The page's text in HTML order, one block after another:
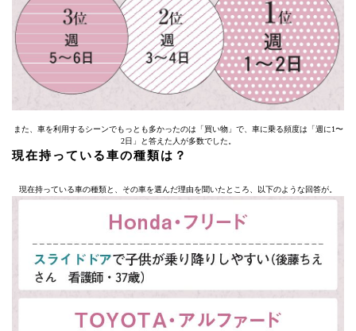
また、車を利用するシーンでもっとも多かったのは「買い物」で、車に乗る頻度は「週に1〜
2日」と答えた人が多数でした。
現在持っている車の種類は？
現在持っている車の種類と、その車を選んだ理由を聞いたところ、以下のような回答が。